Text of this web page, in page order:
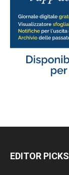
EDITOR PICKS